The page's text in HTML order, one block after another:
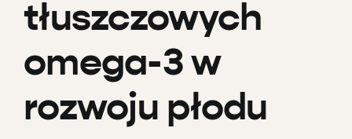
tłuszczowych
omega-3 w
rozwoju płodu